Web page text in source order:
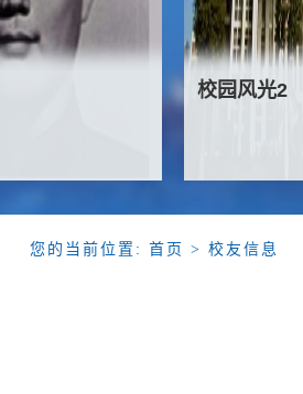
校园风光2
您的当前位置: 首页 > 校友信息